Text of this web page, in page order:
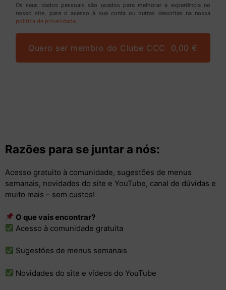
Os seus dados pessoais são usados para melhorar a experiência no
nosso site, para o acesso à sua conta ou outras descritas na nossa
política de privacidade
Quero ser membro do Clube CCC 0,00 €
Razões para se juntar a nós:
Acesso gratuito à comunidade, sugestões de menus
semanais, novidades do site e YouTube, canal de dúvidas e
muito mais – sem custos!
O que vais encontrar?
Acesso à comunidade gratuita
Sugestões de menus semanais
Novidades do site e vídeos do YouTube